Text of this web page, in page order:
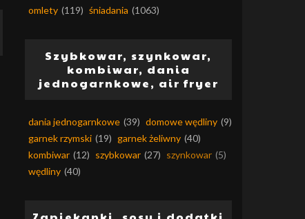
omlety (119) śniadania (1063)
Szybkowar, szynkowar,
kombiwar, dania
jednogarnkowe, air fryer
dania jednogarnkowe (39) domowe wędliny (9)
garnek rzymski (19) garnek żeliwny (40)
kombiwar (12) szybkowar (27) szynkowar (5)
wędliny (40)